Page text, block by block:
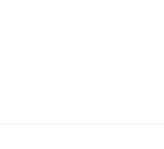
con señales de uso, sin empaques,